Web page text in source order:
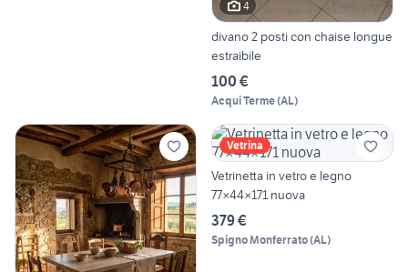
4
divano 2 posti con chaise longue
estraibile
100 €
Acqui Terme(AL)
Vetrina
Vetrinetta in vetro e legno
77×44×171 nuova
379 €
Spigno Monferrato(AL)